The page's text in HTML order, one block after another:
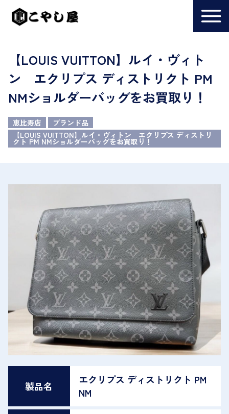
【LOUIS VUITTON】ルイ・ヴィト
ン エクリプス ディストリクト PM
NMショルダーバッグをお買取り！
恵比寿店
ブランド品
【LOUIS VUITTON】ルイ・ヴィトン エクリプス ディストリ
クト PM NMショルダーバッグをお買取り！
製品名
エクリプス ディストリクト PM
NM